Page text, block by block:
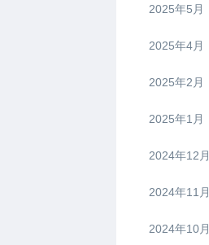
2025年5月
2025年4月
2025年2月
2025年1月
2024年12月
2024年11月
2024年10月